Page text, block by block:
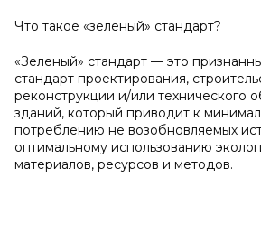
Что такое «зеленый» стандарт?
«Зеленый» стандарт — это
стандарт проектирования,
реконструкции и/или технического
зданий, который приводит к
потреблению не возобновляемых
оптимальному использованию
материалов, ресурсов и методов.